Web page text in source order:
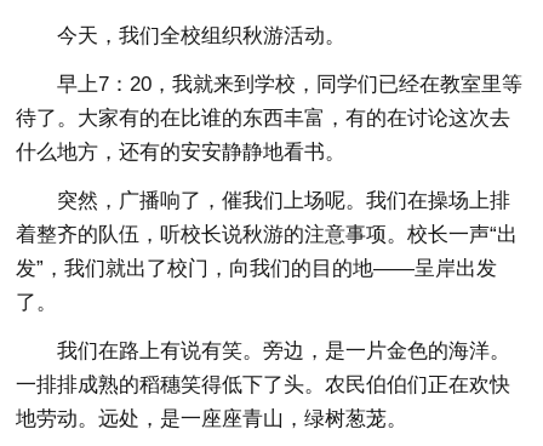
今天，我们全校组织秋游活动。
早上7：20，我就来到学校，同学们已经在教室里等
待了。大家有的在比谁的东西丰富，有的在讨论这次去
什么地方，还有的安安静静地看书。
突然，广播响了，催我们上场呢。我们在操场上排
着整齐的队伍，听校长说秋游的注意事项。校长一声“出
发”，我们就出了校门，向我们的目的地——呈岸出发
了。
我们在路上有说有笑。旁边，是一片金色的海洋。
一排排成熟的稻穗笑得低下了头。农民伯伯们正在欢快
地劳动。远处，是一座座青山，绿树葱茏。